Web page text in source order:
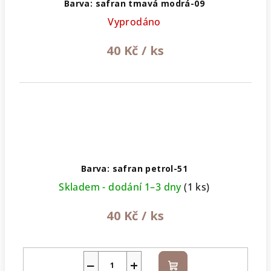
Barva: safran tmavá modrá-09
Vyprodáno
40 Kč / ks
Barva: safran petrol-51
Skladem - dodání 1–3 dny(1 ks)
40 Kč / ks
+
−